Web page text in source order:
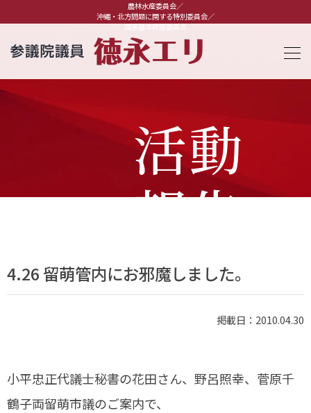
農林水産委員会／
沖縄・北方問題に関する特別委員会／
国家基本政策委員会
活動
報告
4.26 留萌管内にお邪魔しました。
掲載日：2010.04.30
小平忠正代議士秘書の花田さん、野呂照幸、菅原千
鶴子両留萌市議のご案内で、